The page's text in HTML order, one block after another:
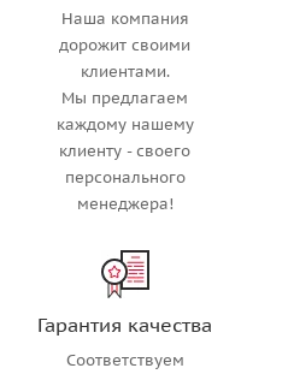
Наша компания
дорожит своими
клиентами.
Мы предлагаем
каждому нашему
клиенту - своего
персонального
менеджера!
Гарантия качества
Соответствуем